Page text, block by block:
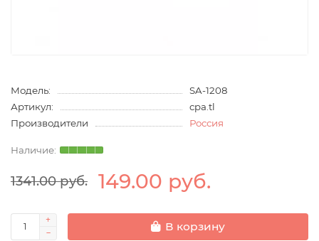
Модель:
SA-1208
Артикул:
cpa.tl
Производители
Россия
1341.00 руб. 149.00 руб.
В корзину